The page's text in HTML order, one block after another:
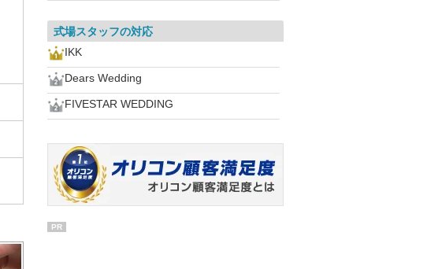
式場スタッフの対応
IKK
Dears Wedding
FIVESTAR WEDDING
PR